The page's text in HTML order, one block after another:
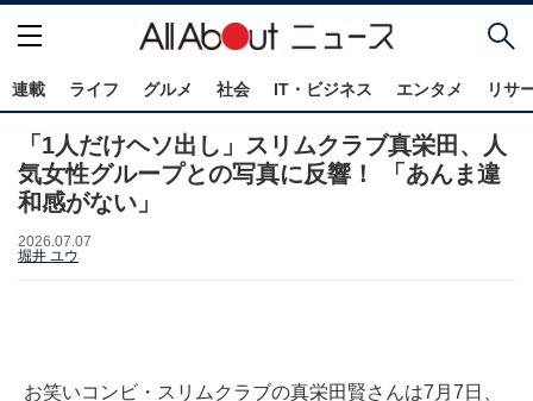
連載 ライフ グルメ 社会 IT・ビジネス エンタメ リサ
「1人だけヘソ出し」スリムクラブ真栄田、人
気女性グループとの写真に反響！ 「あんま違
和感がない」
2026.07.07
堀井 ユウ
お笑いコンビ・スリムクラブの真栄田賢さんは7月7日、